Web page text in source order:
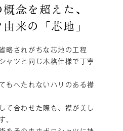
念を超えた、
来の「芯地」
略されがちな芯地の工程
ャツと同じ本格仕様で丁寧
もへたれないハリのある襟
て合わせた際も、襟が美し
。